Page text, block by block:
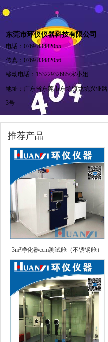
东莞市环仪仪器科技有限公司
电话：0769 83482055
传真：0769 83482056
移动电话：15322932685/宋小姐
地址：广东省东莞市东坑镇龙坑兴业路
3号
推荐产品
3m³净化器ccm测试舱（不锈钢舱）